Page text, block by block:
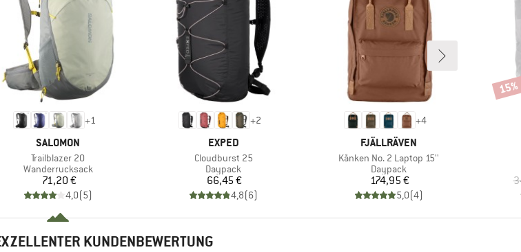
+1
MARKE
SALOMON
Artikel
Trailblazer 20
Produktgruppe
Wanderrucksack
Preis
71,20 €
4,0(5)
+2
MARKE
EXPED
Artikel
Cloudburst 25
Produktgruppe
Daypack
Preis
66,45 €
4,8(6)
+4
MARKE
FJÄLLRÄVEN
Artikel
Kånken No. 2 Laptop 15''
Produktgruppe
Daypack
Preis
174,95 €
5,0(4)
15%
KUNDENBEWERTUNG